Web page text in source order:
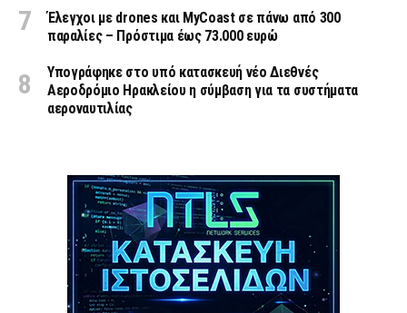
Έλεγχοι με drones και MyCoast σε πάνω από 300
παραλίες – Πρόστιμα έως 73.000 ευρώ
Υπογράφηκε στο υπό κατασκευή νέο Διεθνές
Αεροδρόμιο Ηρακλείου η σύμβαση για τα συστήματα
αεροναυτιλίας